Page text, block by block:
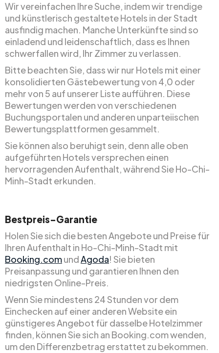
Wir vereinfachen Ihre Suche, indem wir trendige
und künstlerisch gestaltete Hotels in der Stadt
ausfindig machen. Manche Unterkünfte sind so
einladend und leidenschaftlich, dass es Ihnen
schwerfallen wird, Ihr Zimmer zu verlassen.
Bitte beachten Sie, dass wir nur Hotels mit einer
konsolidierten Gästebewertung von 4,0 oder
mehr von 5 auf unserer Liste aufführen. Diese
Bewertungen werden von verschiedenen
Buchungsportalen und anderen unparteiischen
Bewertungsplattformen gesammelt.
Sie können also beruhigt sein, denn alle oben
aufgeführten Hotels versprechen einen
hervorragenden Aufenthalt, während Sie Ho-Chi-
Minh-Stadt erkunden.
Bestpreis-Garantie
Holen Sie sich die besten Angebote und Preise für
Ihren Aufenthalt in Ho-Chi-Minh-Stadt mit
Booking.comundAgoda! Sie bieten
Preisanpassung und garantieren Ihnen den
niedrigsten Online-Preis.
Wenn Sie mindestens 24 Stunden vor dem
Einchecken auf einer anderen Website ein
günstigeres Angebot für dasselbe Hotelzimmer
finden, können Sie sich an Booking.com wenden,
um den Differenzbetrag erstattet zu bekommen.